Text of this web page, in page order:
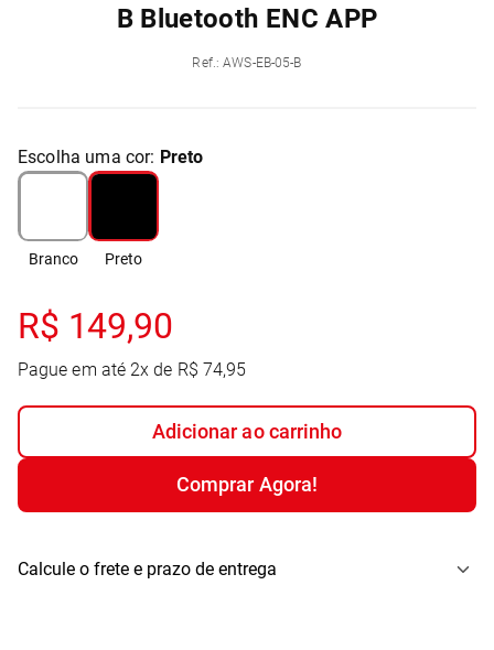
B Bluetooth ENC APP
Ref.:AWS-EB-05-B
Escolha uma cor: Preto
Branco Preto
R$ 149,90
Pague em até 2x de R$ 74,95
Adicionar ao carrinho
Comprar Agora!
Calcule o frete e prazo de entrega